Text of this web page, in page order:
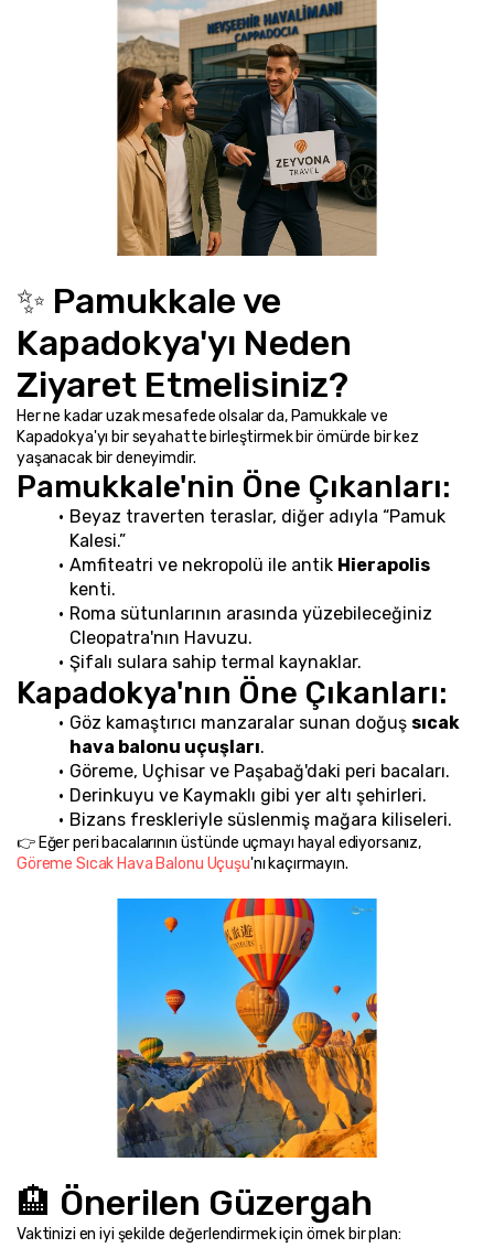
✨ Pamukkale ve
Kapadokya'yı Neden
Ziyaret Etmelisiniz?
Her ne kadar uzak mesafede olsalar da, Pamukkale ve
Kapadokya'yı bir seyahatte birleştirmek bir ömürde bir kez
yaşanacak bir deneyimdir.
Pamukkale'nin Öne Çıkanları:
Beyaz traverten teraslar, diğer adıyla “Pamuk
Kalesi.”
Amfiteatri ve nekropolü ile antik Hierapolis
kenti.
Roma sütunlarının arasında yüzebileceğiniz
Cleopatra'nın Havuzu.
Şifalı sulara sahip termal kaynaklar.
Kapadokya'nın Öne Çıkanları:
Göz kamaştırıcı manzaralar sunan doğuş sıcak
hava balonu uçuşları.
Göreme, Uçhisar ve Paşabağ'daki peri bacaları.
Derinkuyu ve Kaymaklı gibi yer altı şehirleri.
Bizans freskleriyle süslenmiş mağara kiliseleri.
Göreme Sıcak Hava Balonu Uçuşu'nı kaçırmayın.
🏨 Önerilen Güzergah
Vaktinizi en iyi şekilde değerlendirmek için örnek bir plan: